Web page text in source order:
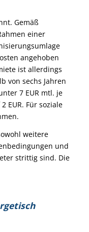
Gemäß
einer
angehoben
ist allerdings
von sechs Jahren
7 EUR mtl. je
EUR. Für soziale
weitere
und
strittig sind. Die